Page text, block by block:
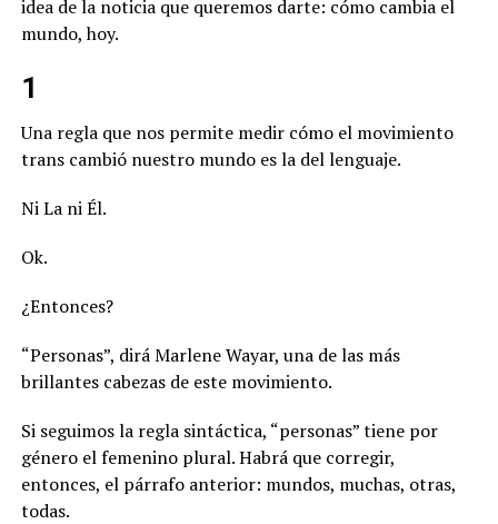
idea de la noticia que queremos darte: cómo cambia el
mundo, hoy.
1
Una regla que nos permite medir cómo el movimiento
trans cambió nuestro mundo es la del lenguaje.
Ni La ni Él.
Ok.
¿Entonces?
“Personas”, dirá Marlene Wayar, una de las más
brillantes cabezas de este movimiento.
Si seguimos la regla sintáctica, “personas” tiene por
género el femenino plural. Habrá que corregir,
entonces, el párrafo anterior: mundos, muchas, otras,
todas.